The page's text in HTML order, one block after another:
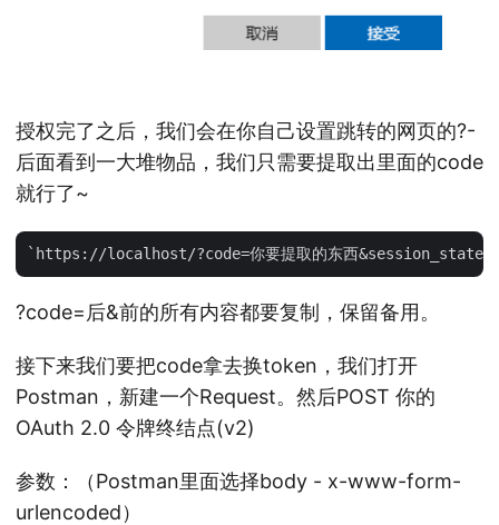
授权完了之后，我们会在你自己设置跳转的网页的?-
后面看到一大堆物品，我们只需要提取出里面的code
就行了~
?code=后&前的所有内容都要复制，保留备用。
接下来我们要把code拿去换token，我们打开
Postman，新建一个Request。然后POST 你的
OAuth 2.0 令牌终结点(v2)
参数：（Postman里面选择body - x-www-form-
urlencoded）